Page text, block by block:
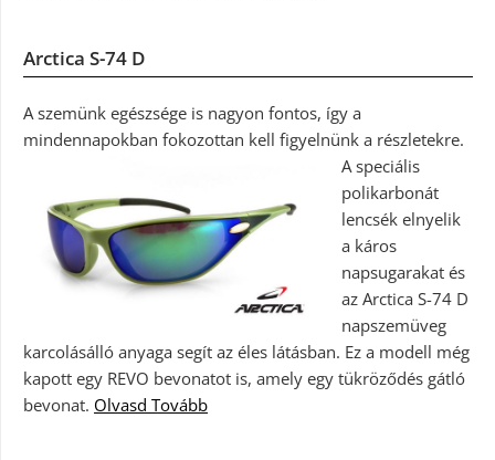
Arctica S-74 D
A szemünk egészsége is nagyon fontos, így a
mindennapokban fokozottan kell figyelnünk a részletekre.
A speciális
polikarbonát
lencsék elnyelik
a káros
napsugarakat és
az Arctica S-74 D
napszemüveg
karcolásálló anyaga segít az éles látásban. Ez a modell még
kapott egy REVO bevonatot is, amely egy tükröződés gátló
bevonat. Olvasd Tovább